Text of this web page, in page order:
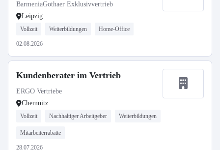
BarmeniaGothaer Exklusivvertrieb
Leipzig
Vollzeit Weiterbildungen Home-Office
02.08.2026
Kundenberater im Vertrieb
ERGO Vertriebe
Chemnitz
Vollzeit Nachhaltiger Arbeitgeber Weiterbildungen
Mitarbeiterrabatte
28.07.2026